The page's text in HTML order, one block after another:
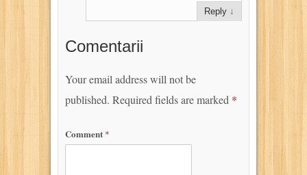
Reply ↓
Comentarii
Your email address will not be
published. Required fields are marked *
Comment *